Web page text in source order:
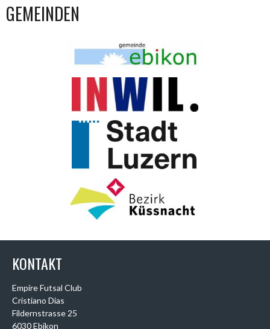
GEMEINDEN
KONTAKT
Empire Futsal Club
Cristiano Dias
Fildernstrasse 25
6030 Ebikon